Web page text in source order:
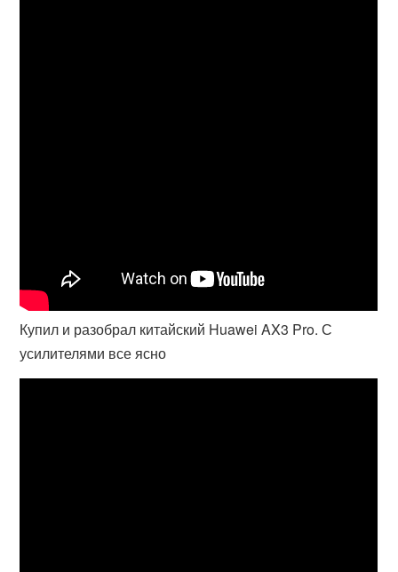
Купил и разобрал китайский Huawei AX3 Pro. С
усилителями все ясно